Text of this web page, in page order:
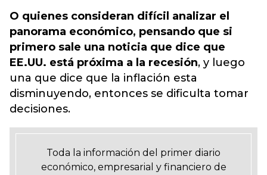
O quienes consideran difícil analizar el
panorama económico, pensando que si
primero sale una noticia que dice que
EE.UU. está próxima a la recesión, y luego
una que dice que la inflación esta
disminuyendo, entonces se dificulta tomar
decisiones.
Toda la información del primer diario
económico, empresarial y financiero de